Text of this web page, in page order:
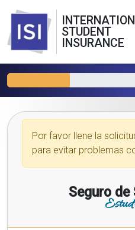
STUDENT
INSURANCE
Por favor llene la
para evitar problemas
Seguro de